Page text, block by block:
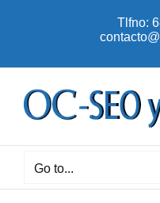
Tlfno:
Go to...